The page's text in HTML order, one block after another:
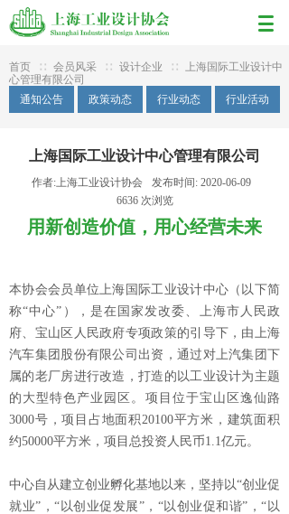
首页 ∷ 会员风采 ∷ 设计企业 ∷
上海国际工业设计中
心管理有限公司
通知公告
行业活动
行业动态
政策动态
上海国际工业设计中心管理有限公司
作者:上海工业设计协会 发布时间: 2020-06-09
6636 次浏览
用新创造价值，用心经营未来
本协会会员单位上海国际工业设计中心（以下简
称“中心”），是在国家发改委、上海市人民政
府、宝山区人民政府专项政策的引导下，由上海
汽车集团股份有限公司出资，通过对上汽集团下
属的老厂房进行改造，打造的以工业设计为主题
的大型特色产业园区。项目位于宝山区逸仙路
3000号，项目占地面积20100平方米，建筑面积
约50000平方米，项目总投资人民币1.1亿元。
中心自从建立创业孵化基地以来，坚持以“创业促
就业”，“以创业促发展”，“以创业促和谐”，“以